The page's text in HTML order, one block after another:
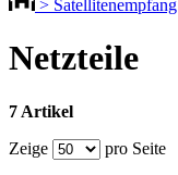
> Satellitenempfang
Netzteile
7 Artikel
Zeige
pro Seite